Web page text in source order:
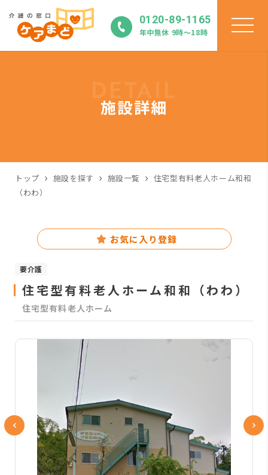
0120-89-1165
年中無休 9時〜18時
施設詳細
トップ 施設を探す 施設一覧
住宅型有料老人ホーム和和
（わわ）
お気に入り登録
要介護
住宅型有料老人ホーム和和（わわ）
住宅型有料老人ホーム